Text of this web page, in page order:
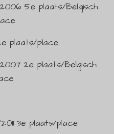
5e plaats/Belgisch
plaats/place
2e plaats/Belgisch
3e plaats/place